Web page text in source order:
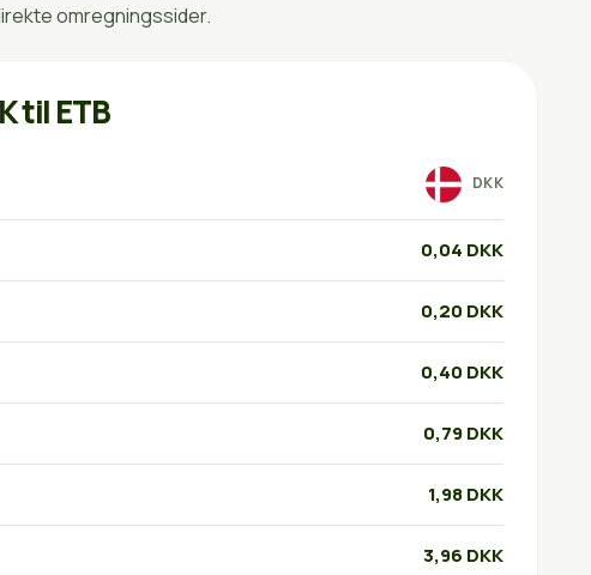
omregningssider.
til ETB
DKK
0,04 DKK
0,20 DKK
0,40 DKK
0,79 DKK
1,98 DKK
3,96 DKK